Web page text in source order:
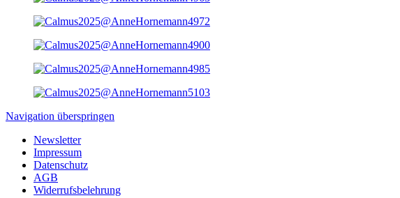
Navigation überspringen
Newsletter
Impressum
Datenschutz
AGB
Widerrufsbelehrung